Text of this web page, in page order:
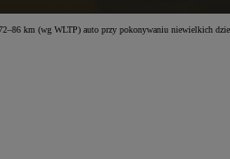
km (wg WLTP) auto przy pokonywaniu niewielkich